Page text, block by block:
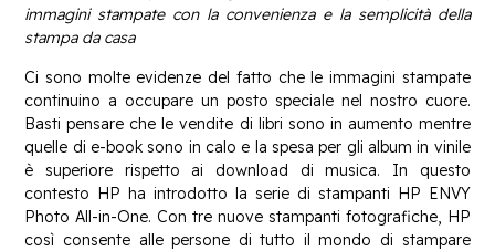
GDPR NIS2 Bandi ISO 27001
Sviluppo software BeeProd
Inizia a digitare per visualizzare le pagine consigliate.
immagini stampate con la convenienza e la semplicità della
stampa da casa
Ci sono molte evidenze del fatto che le immagini stampate
continuino a occupare un posto speciale nel nostro cuore.
Basti pensare che le vendite di libri sono in aumento mentre
quelle di e-book sono in calo e la spesa per gli album in vinile
è superiore rispetto ai download di musica. In questo
contesto HP ha introdotto la serie di stampanti HP ENVY
Photo All-in-One. Con tre nuove stampanti fotografiche, HP
così consente alle persone di tutto il mondo di stampare